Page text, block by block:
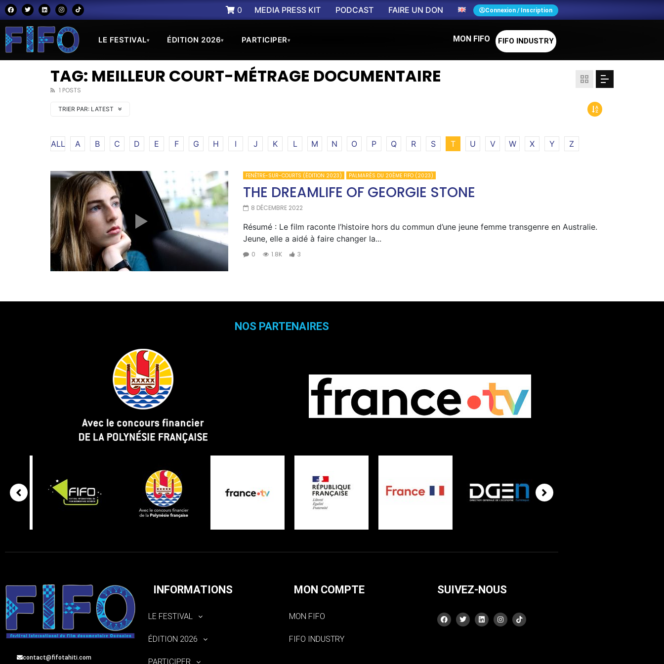
0 MEDIA PRESS KIT PODCAST FAIRE UN DON Connexion / Inscription
LE FESTIVAL▾ ÉDITION 2026▾ PARTICIPER▾ MON FIFO FIFO INDUSTRY
TAG: MEILLEUR COURT-MÉTRAGE DOCUMENTAIRE
1 POSTS
TRIER PAR: LATEST
ALL A B C D E F G H I J K L M N O P Q R S T U V W X Y Z
FENÊTRE-SUR-COURTS (ÉDITION 2023) PALMARÈS DU 20ÈME FIFO (2023)
THE DREAMLIFE OF GEORGIE STONE
8 DÉCEMBRE 2022
Résumé : Le film raconte l’histoire hors du commun d’une jeune femme transgenre en Australie.
Jeune, elle a aidé à faire changer la...
0 1.8K 3
NOS PARTENAIRES
contact@fifotahiti.com
INFORMATIONS
LE FESTIVAL
ÉDITION 2026
PARTICIPER
MON COMPTE
MON FIFO
FIFO INDUSTRY
SUIVEZ-NOUS